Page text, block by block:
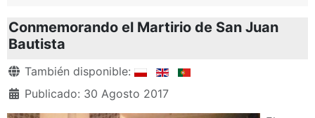
Conmemorando el Martirio de San Juan
Bautista
Detalles
También disponible:
Publicado: 30 Agosto 2017